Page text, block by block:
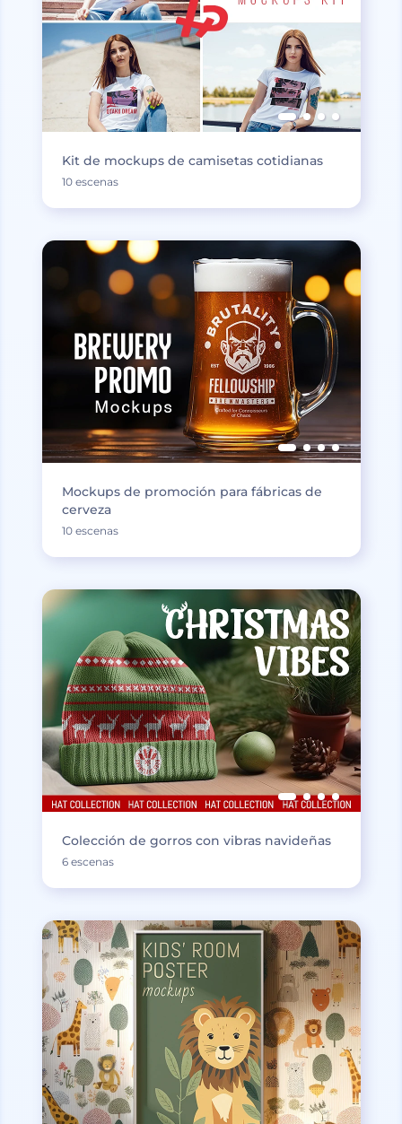
Kit de mockups de camisetas cotidianas
10 escenas
Mockups de promoción para fábricas de
cerveza
10 escenas
Colección de gorros con vibras navideñas
6 escenas